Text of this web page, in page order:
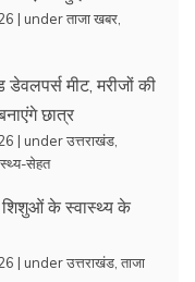
| underताजा खबर
डेवलपर्स मीट, मरीजों की
छात्र
| underउत्तराखंड
सेहत
शिशुओं के स्वास्थ्य के
| underउत्तराखंड ताजा